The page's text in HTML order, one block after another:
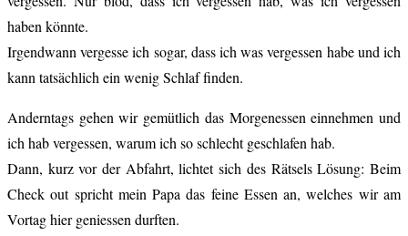
haben könnte.
Irgendwann vergesse ich sogar, dass ich was vergessen habe und ich
kann tatsächlich ein wenig Schlaf finden.
Anderntags gehen wir gemütlich das Morgenessen einnehmen und
ich hab vergessen, warum ich so schlecht geschlafen hab.
Dann, kurz vor der Abfahrt, lichtet sich des Rätsels Lösung: Beim
Check out spricht mein Papa das feine Essen an, welches wir am
Vortag hier geniessen durften.